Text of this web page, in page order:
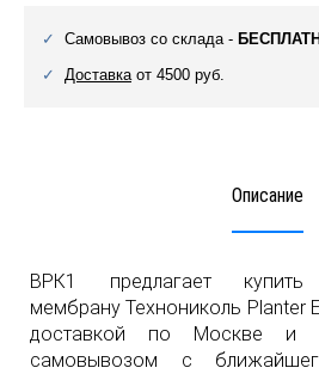
Самовывоз со склада -
Доставкаот 4500 руб.
Описание
ВРК1 предлагает купить
мембрану Технониколь Planter
доставкой по Москве и
самовывозом с